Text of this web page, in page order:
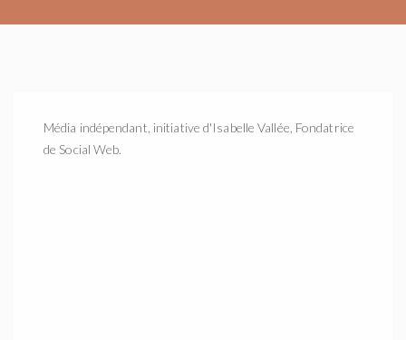
Média indépendant, initiative d'Isabelle Vallée, Fondatrice
de Social Web.